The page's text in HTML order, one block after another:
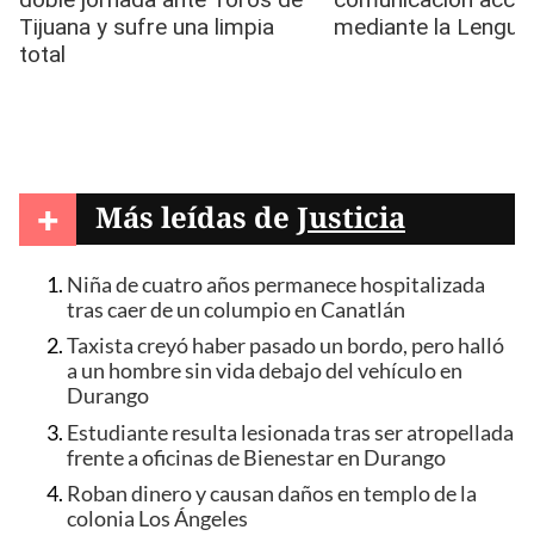
+ Más leídas de Justicia
Niña de cuatro años permanece hospitalizada
tras caer de un columpio en Canatlán
Taxista creyó haber pasado un bordo, pero halló
a un hombre sin vida debajo del vehículo en
Durango
Estudiante resulta lesionada tras ser atropellada
frente a oficinas de Bienestar en Durango
Roban dinero y causan daños en templo de la
colonia Los Ángeles